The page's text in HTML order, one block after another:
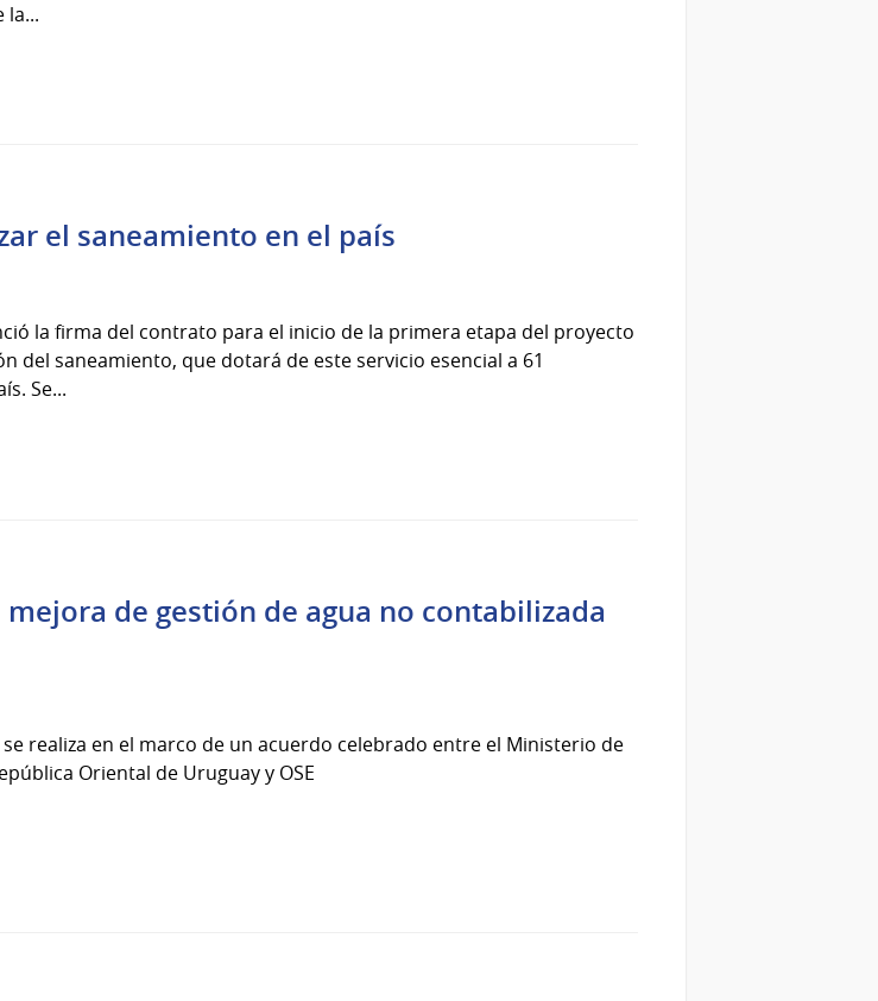
la...
el saneamiento en el país
la firma del contrato para el inicio de la primera etapa del proyecto
del saneamiento, que dotará de este servicio esencial a 61
Se...
de gestión de agua no contabilizada
realiza en el marco de un acuerdo celebrado entre el Ministerio de
Oriental de Uruguay y OSE